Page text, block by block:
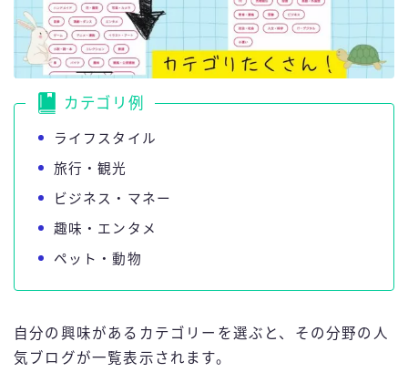
カテゴリ例
ライフスタイル
旅行・観光
ビジネス・マネー
趣味・エンタメ
ペット・動物
自分の興味があるカテゴリーを選ぶと、その分野の人
気ブログが一覧表示されます。